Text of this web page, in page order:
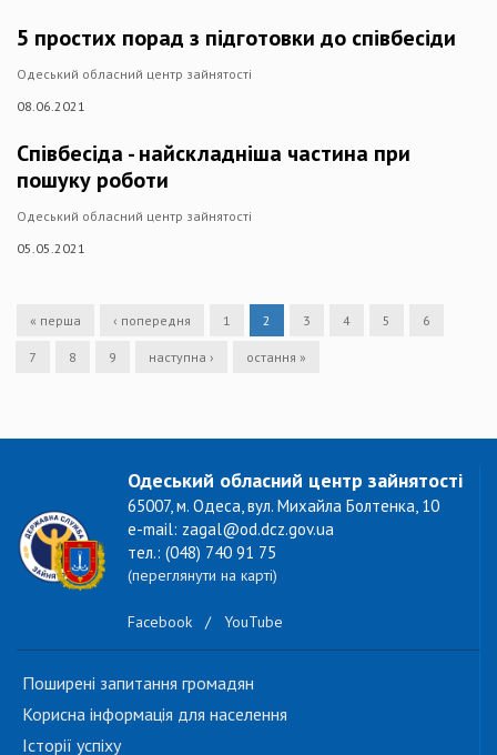
5 простих порад з підготовки до співбесіди
Одеський обласний центр зайнятості
08.06.2021
Співбесіда - найскладніша частина при
пошуку роботи
Одеський обласний центр зайнятості
05.05.2021
« перша ‹ попередня 1 2 3 4 5 6
7 8 9 наступна › остання »
Одеський обласний центр зайнятості
65007, м. Одеса, вул. Михайла Болтенка, 10
e-mail: zagal@od.dcz.gov.ua
тел.: (048) 740 91 75
(переглянути на карті)
Facebook / YouTube
Поширені запитання громадян
Корисна інформація для населення
Історії успіху